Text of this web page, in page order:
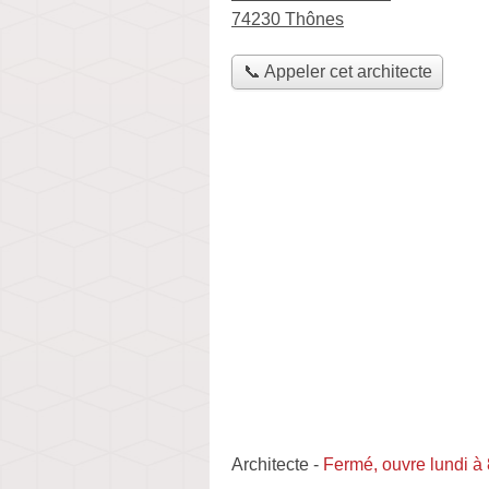
74230 Thônes
📞 Appeler cet architecte
Architecte - Fermé, ouvre lundi à